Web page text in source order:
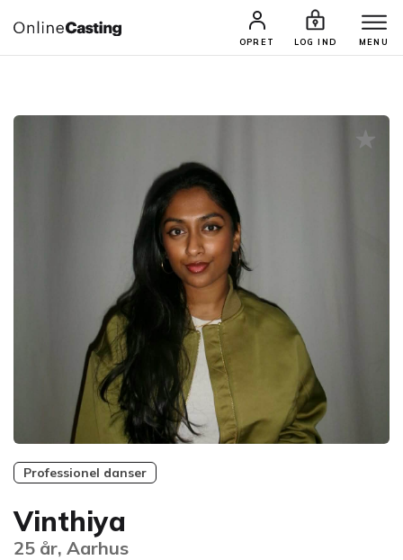
OPRET LOG IND MENU
CASTINGS & JOBS SØG PROFIL
Professionel danser
Vinthiya
25 år, Aarhus